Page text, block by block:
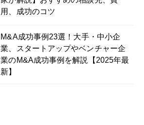
用、成功のコツ
M&A成功事例23選！大手・中小企
業、スタートアップやベンチャー企
業のM&A成功事例を解説【2025年最
新】